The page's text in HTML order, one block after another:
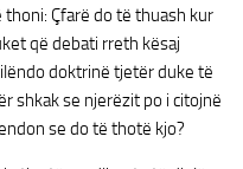
Çfarë do të thuash kur
që debati rreth kësaj
doktrinë tjetër duke të
shkak se njerëzit po i citojnë
se do të thotë kjo?